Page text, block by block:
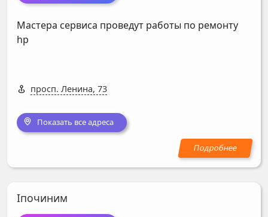
Мастера сервиса проведут работы по ремонту
hp
просп. Ленина, 73
Показать все адреса
Iпочиним